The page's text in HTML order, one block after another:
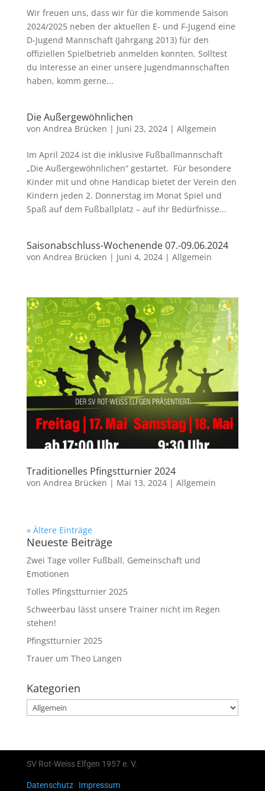
Wir freuen uns, dass wir für die kommende Saison
2024/2025 neben der aktuellen E- und F-Jugend eine
D-Jugend Mannschaft (Jahrgang 2013) für den
offiziellen Spielbetrieb anmelden konnten. Solltest
du Interesse an einer unsere Jugendmannschaften
haben, komm gerne...
Die Außergewöhnlichen
von Andrea Brücken | Juni 23, 2024| Allgemein
Im April 2024 ist die inklusive Fußballmannschaft
„Die Außergewöhnlichen“ gestartet. Für besondere
Kinder mit und ohne Handicap bietet der Verein den
Kindern jeden 2. Donnerstag im Monat Spiel und
Spaß auf dem Fußballplatz – auf ihr Bedürfnisse...
Saisonabschluss-Wochenende 07.-09.06.2024
von Andrea Brücken | Juni 4, 2024| Allgemein
Traditionelles Pfingstturnier 2024
von Andrea Brücken | Mai 13, 2024| Allgemein
« Ältere Einträge
Neueste Beiträge
Zwei Tage voller Fußball, Gemeinschaft und
Emotionen
Tolles Pfingstturnier 2025
Schweerbau lässt unsere Trainer nicht im Regen
stehen!
Pfingstturnier 2025
Trauer um Theo Langen
Kategorien
Kategorien
SV Rot-Weiss Elfgen 1957 e. V.
Datenschutz Impressum